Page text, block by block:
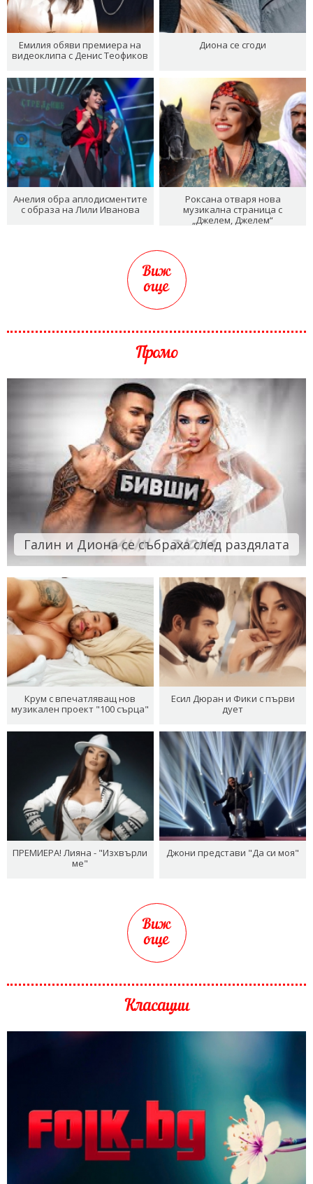
Емилия обяви премиера на
видеоклипа с Денис Теофиков
Диона се сгоди
Анелия обра аплодисментите
с образа на Лили Иванова
Роксана отваря нова
музикална страница с
„Джелем, Джелем“
Виж
още
Промо
Галин и Диона се събраха след раздялата
Крум с впечатляващ нов
музикален проект "100 сърца"
Есил Дюран и Фики с първи
дует
ПРЕМИЕРА! Лияна - "Изхвърли
ме"
Джони представи "Да си моя"
Виж
още
Класации